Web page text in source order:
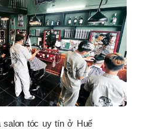
salon tóc uy tín ở Huế